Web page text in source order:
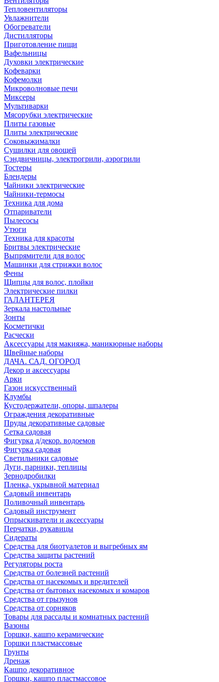
Тепловентиляторы
Увлажнители
Обогреватели
Дистилляторы
Приготовление пищи
Вафельницы
Духовки электрические
Кофеварки
Кофемолки
Микроволновые печи
Миксеры
Мультиварки
Мясорубки электрические
Плиты газовые
Плиты электрические
Соковыжималки
Сушилки для овощей
Сэндвичницы, электрогрили, аэрогрили
Тостеры
Блендеры
Чайники электрические
Чайники-термосы
Техника для дома
Отпариватели
Пылесосы
Утюги
Техника для красоты
Бритвы электрические
Выпрямители для волос
Машинки для стрижки волос
Фены
Щипцы для волос, плойки
Электрические пилки
ГАЛАНТЕРЕЯ
Зеркала настольные
Зонты
Косметички
Расчески
Аксессуары для макияжа, маникюрные наборы
Швейные наборы
ДАЧА. САД. ОГОРОД
Декор и аксессуары
Арки
Газон искусственный
Клумбы
Кустодержатели, опоры, шпалеры
Ограждения декоративные
Пруды декоративные садовые
Сетка садовая
Фигурка д/декор. водоемов
Фигурка садовая
Светильники садовые
Дуги, парники, теплицы
Зернодробилки
Пленка, укрывной материал
Садовый инвентарь
Поливочный инвентарь
Садовый инструмент
Опрыскиватели и аксессуары
Перчатки, рукавицы
Сидераты
Средства для биотуалетов и выгребных ям
Средства защиты растений
Регуляторы роста
Средства от болезней растений
Средства от насекомых и вредителей
Средства от бытовых насекомых и комаров
Средства от грызунов
Средства от сорняков
Товары для рассады и комнатных растений
Вазоны
Горшки, кашпо керамические
Горшки пластмассовые
Грунты
Дренаж
Кашпо декоративное
Горшки, кашпо пластмассовое